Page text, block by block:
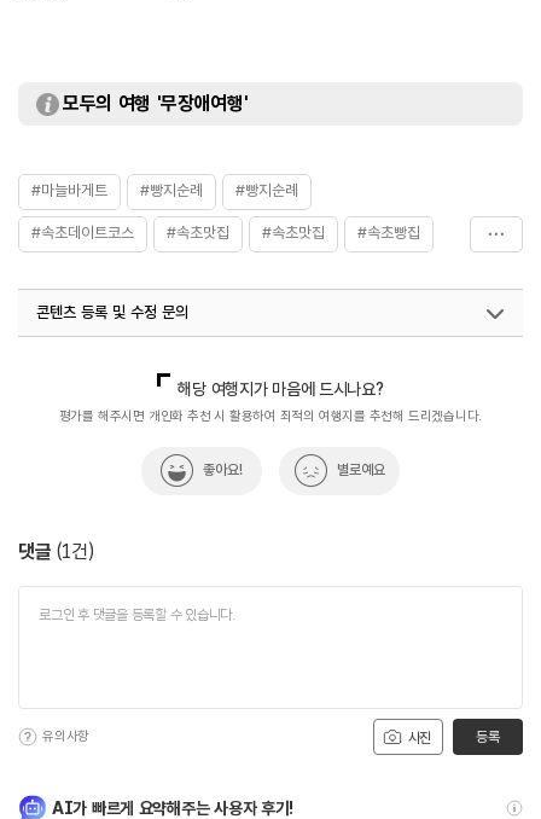
모두의 여행 '무장애여행'
#마늘바게트 #빵지순례 #빵지순례
#속초데이트코스 #속초맛집 #속초맛집 #속초빵집
콘텐츠 등록 및 수정 문의
해당 여행지가 마음에 드시나요?
평가를 해주시면 개인화 추천 시 활용하여 최적의 여행지를 추천해 드리겠습니다.
좋아요! 별로예요
댓글 (1건)
사진
유의사항 등록
AI가 빠르게 요약해주는 사용자 후기!